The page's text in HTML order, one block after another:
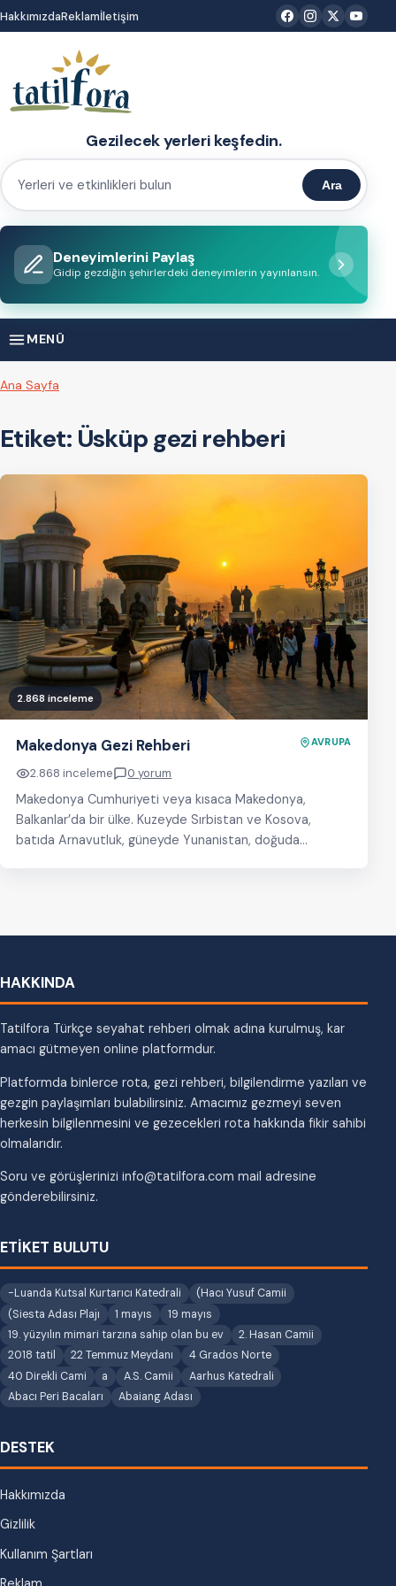
İçeriğe
atla
HakkımızdaReklamİletişim
Gezilecek yerleri keşfedin.
Yerleri
etkinlikleri
bulun
Ara
Deneyimlerini Paylaş
Gidip gezdiğin şehirlerdeki deneyimlerin yayınlansın.
MENÜ
Ana Sayfa
Etiket: Üsküp gezi rehberi
2.868 inceleme
Makedonya Gezi Rehberi AVRUPA
2.868 inceleme 0 yorum
Makedonya Cumhuriyeti veya kısaca Makedonya,
Balkanlar’da bir ülke. Kuzeyde Sırbistan ve Kosova,
batıda Arnavutluk, güneyde Yunanistan, doğuda
HAKKINDA
Tatilfora Türkçe seyahat rehberi olmak adına kurulmuş, kar
amacı gütmeyen online platformdur.
Platformda binlerce rota, gezi rehberi, bilgilendirme yazıları ve
gezgin paylaşımları bulabilirsiniz. Amacımız gezmeyi seven
herkesin bilgilenmesini ve gezecekleri rota hakkında fikir sahibi
olmalarıdır.
Soru ve görüşlerinizi info@tatilfora.com mail adresine
gönderebilirsiniz.
ETİKET BULUTU
-Luanda Kutsal Kurtarıcı Katedrali
(Hacı Yusuf Camii
(Siesta Adası Plajı
1 mayıs
19 mayıs
19. yüzyılın mimari tarzına sahip olan bu ev
2. Hasan Camii
2018 tatil
22 Temmuz Meydanı
4 Grados Norte
40 Direkli Cami
a A.S. Camii
Aarhus Katedrali
Abacı Peri Bacaları
Abaiang Adası
DESTEK
Hakkımızda
Gizlilik
Kullanım Şartları